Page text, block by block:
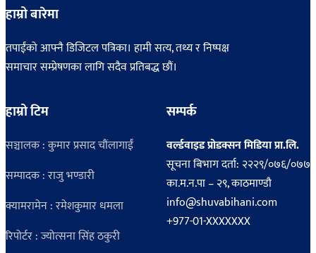
हाम्रो बारेमा
तपाईंको आफ्नै डिजिटल पत्रिका। हामी सत्य, तथ्य र निष्पक्ष
समाचार सम्प्रेषणका लागि सदैव प्रतिबद्ध छौं।
हाम्रो टिम
सञ्चालक : कुमार प्रसाद चौंलागाईं
सम्पादक : राजु भण्डारी
क्यामरामेन : रमेशकुमार धमला
रिपोर्टर : ज्योत्सना सिंह ठकुरी
सम्पर्क
वर्ल्डवाइड प्रोडक्सन मिडिया प्रा.लि.
सूचना बिभाग दर्ता: २२२९/०७६/०७७
का.म.न.पा – २९, काठमाण्डौ
info@shuvabihani.com
+977-01-XXXXXXX